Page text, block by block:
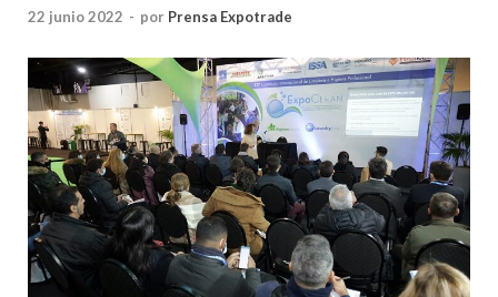
22 junio 2022 - por Prensa Expotrade